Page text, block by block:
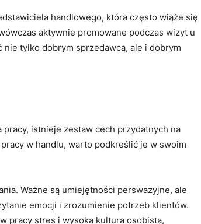
handlowego, która często wiąże się
aktywnie promowane podczas wizyt u
nie tylko dobrym sprzedawcą, ale i dobrym
istnieje zestaw cech przydatnych na
w handlu, warto podkreślić je w swoim
Ważne są umiejętności perswazyjne, ale
emocji i zrozumienie potrzeb klientów.
pracy stres i wysoka kultura osobista,